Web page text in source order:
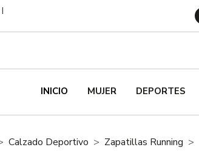
|
INICIO MUJER DEPORTES
Calzado Deportivo Zapatillas Running